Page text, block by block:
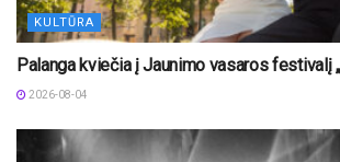
KULTŪRA
Palanga kviečia į Jaunimo vasaros festivalį
2026-08-04